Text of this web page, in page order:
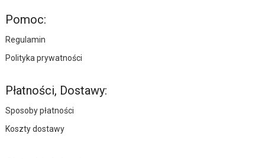
Pomoc:
Regulamin
Polityka prywatności
Płatności, Dostawy:
Sposoby płatności
Koszty dostawy